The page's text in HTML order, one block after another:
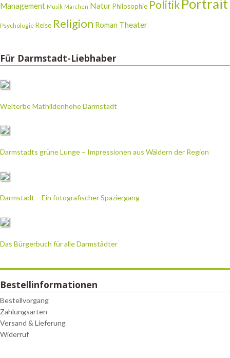
Management Musik Märchen NaturPhilosophie Politik Portrait
Psychologie Reise Religion Roman Theater
Für Darmstadt-Liebhaber
Welterbe Mathildenhöhe Darmstadt
Darmstadts grüne Lunge – Impressionen aus Wäldern der Region
Darmstadt – Ein fotografischer Spaziergang
Das Bürgerbuch für alle Darmstädter
Bestellinformationen
Bestellvorgang
Zahlungsarten
Versand & Lieferung
Widerruf